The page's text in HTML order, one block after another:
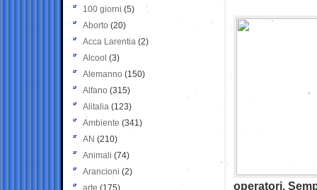
operatori.
100 giorni (5)
Aborto (20)
Acca Larentia (2)
Alcool (3)
Alemanno (150)
Alfano (315)
Alitalia (123)
Ambiente (341)
AN (210)
Animali (74)
Arancioni (2)
arte (175)